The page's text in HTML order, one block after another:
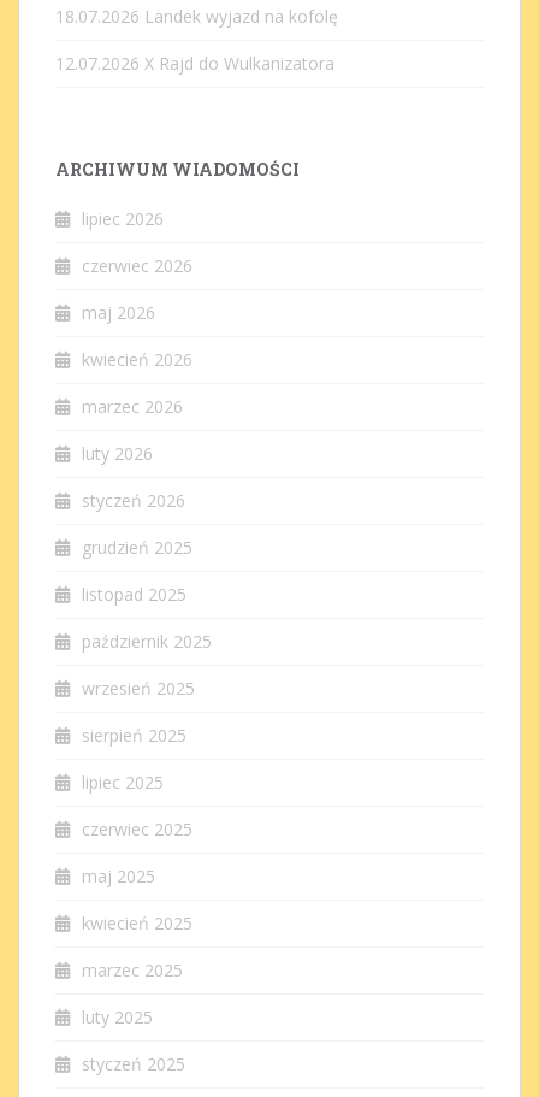
18.07.2026 Landek wyjazd na kofolę
12.07.2026 X Rajd do Wulkanizatora
ARCHIWUM WIADOMOŚCI
lipiec 2026
czerwiec 2026
maj 2026
kwiecień 2026
marzec 2026
luty 2026
styczeń 2026
grudzień 2025
listopad 2025
październik 2025
wrzesień 2025
sierpień 2025
lipiec 2025
czerwiec 2025
maj 2025
kwiecień 2025
marzec 2025
luty 2025
styczeń 2025